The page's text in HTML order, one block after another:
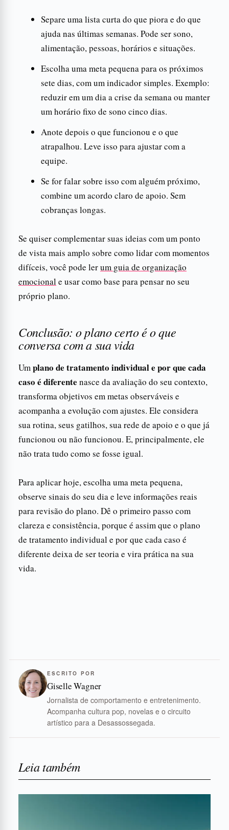
Separe uma lista curta do que piora e do que
ajuda nas últimas semanas. Pode ser sono,
alimentação, pessoas, horários e situações.
Escolha uma meta pequena para os próximos
sete dias, com um indicador simples. Exemplo:
reduzir em um dia a crise da semana ou manter
um horário fixo de sono cinco dias.
Anote depois o que funcionou e o que
atrapalhou. Leve isso para ajustar com a
equipe.
Se for falar sobre isso com alguém próximo,
combine um acordo claro de apoio. Sem
cobranças longas.
Se quiser complementar suas ideias com um ponto
de vista mais amplo sobre como lidar com momentos
difíceis, você pode lerum guia de organização
emocionale usar como base para pensar no seu
próprio plano.
Conclusão: o plano certo é o que
conversa com a sua vida
Umplano de tratamento individual e por que cada
caso é diferente nasce da avaliação do seu contexto,
transforma objetivos em metas observáveis e
acompanha a evolução com ajustes. Ele considera
sua rotina, seus gatilhos, sua rede de apoio e o que já
funcionou ou não funcionou. E, principalmente, ele
não trata tudo como se fosse igual.
Para aplicar hoje, escolha uma meta pequena,
observe sinais do seu dia e leve informações reais
para revisão do plano. Dê o primeiro passo com
clareza e consistência, porque é assim que o plano
de tratamento individual e por que cada caso é
diferente deixa de ser teoria e vira prática na sua
vida.
ESCRITO POR
Giselle Wagner
Jornalista de comportamento e entretenimento.
Acompanha cultura pop, novelas e o circuito
artístico para a Desassossegada.
Leia também